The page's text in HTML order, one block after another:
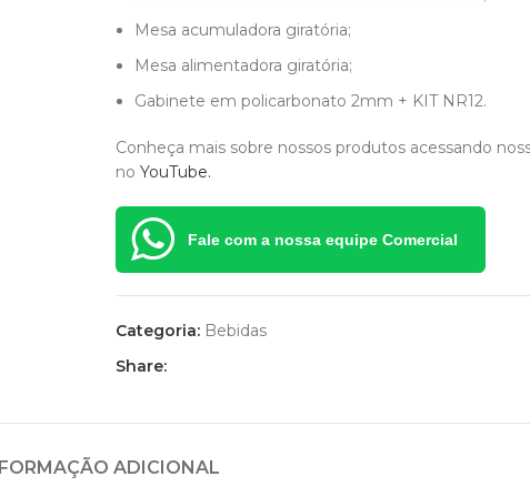
Mesa acumuladora giratória;
Mesa alimentadora giratória;
Gabinete em policarbonato 2mm + KIT NR12.
Conheça mais sobre nossos produtos acessando
no YouTube.
Fale com a nossa equipe Comercial
Categoria: Bebidas
Share:
ADICIONAL